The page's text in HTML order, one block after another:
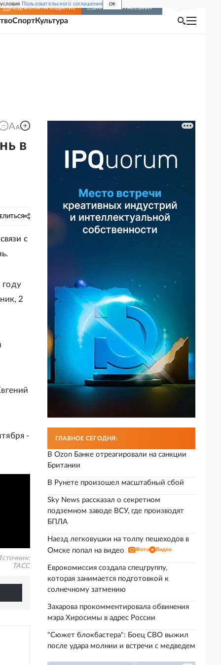
Пользовательского соглашения OK
ПОДПИСКА НА ИЗДАНИЕ ВКЛЮЧИТЬ РАССЫЛКУ
СпортКультура
в
с
году
2
-
ТАСС
ГЛАВНОЕ СЕГОДНЯ:
В Ozon Банке отреагировали на санкции
Британии
В Рунете произошел масштабный сбой
Sky News рассказал о секретном
подземном заводе ВСУ, где производят
БПЛА
Наезд легковушки на толпу пешеходов в
Омске попал на видео
Фото Видео
Еврокомиссия создала спецгруппу,
которая занимается подготовкой к
солнечному затмению
Захарова прокомментировала обвинения
мэра Хиросимы в адрес России
"Сюжет блокбастера": Боец СВО выжил
после удара молнии и встречи с медведем